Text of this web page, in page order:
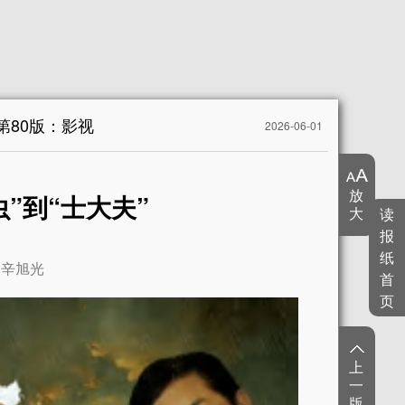
80版：影视 2026-06-01
到“士大夫”
辛旭光
放
大
上
一
读
报
纸
首
页